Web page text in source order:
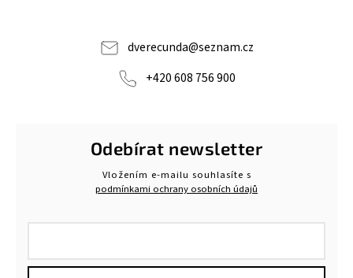
dverecunda@seznam.cz
+420 608 756 900
Odebírat newsletter
Vložením e-mailu souhlasíte s
podmínkami ochrany osobních údajů